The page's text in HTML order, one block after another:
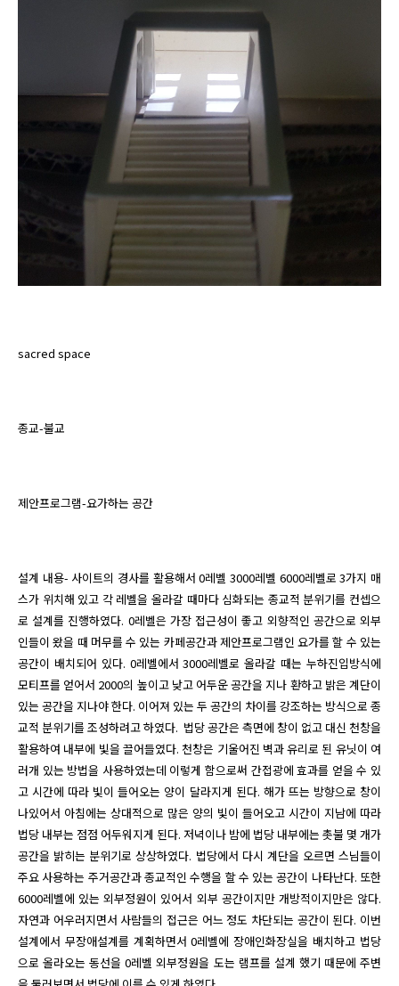
sacred space
종교-불교
제안프로그램-요가하는 공간
설계 내용- 사이트의 경사를 활용해서 0레벨 3000레벨 6000레벨로 3가지 매
스가 위치해 있고 각 레벨을 올라갈 때마다 심화되는 종교적 분위기를 컨셉으
로 설계를 진행하였다. 0레벨은 가장 접근성이 좋고 외향적인 공간으로 외부
인들이 왔을 때 머무를 수 있는 카페공간과 제안프로그램인 요가를 할 수 있는
공간이 배치되어 있다. 0레벨에서 3000레벨로 올라갈 때는 누하진입방식에
모티프를 얻어서 2000의 높이고 낮고 어두운 공간을 지나 환하고 밝은 계단이
있는 공간을 지나야 한다. 이어져 있는 두 공간의 차이를 강조하는 방식으로 종
교적 분위기를 조성하려고 하였다.  법당 공간은 측면에 창이 없고 대신 천창을
활용하여 내부에 빛을 끌어들였다. 천창은 기울어진 벽과 유리로 된 유닛이 여
러개 있는 방법을 사용하였는데 이렇게 함으로써 간접광에 효과를 얻을 수 있
고 시간에 따라 빛이 들어오는 양이 달라지게 된다. 해가 뜨는 방향으로 창이
나있어서 아침에는 상대적으로 많은 양의 빛이 들어오고 시간이 지남에 따라
법당 내부는 점점 어두워지게 된다. 저녁이나 밤에 법당 내부에는 촛불 몇 개가
공간을 밝히는 분위기로 상상하였다. 법당에서 다시 계단을 오르면 스님들이
주요 사용하는 주거공간과 종교적인 수행을 할 수 있는 공간이 나타난다. 또한
6000레벨에 있는 외부정원이 있어서 외부 공간이지만 개방적이지만은 않다.
자연과 어우러지면서 사람들의 접근은 어느 정도 차단되는 공간이 된다. 이번
설계에서 무장애설계를 계획하면서 0레벨에 장애인화장실을 배치하고 법당
으로 올라오는 동선을 0레벨 외부정원을 도는 램프를 설계 했기 때문에 주변